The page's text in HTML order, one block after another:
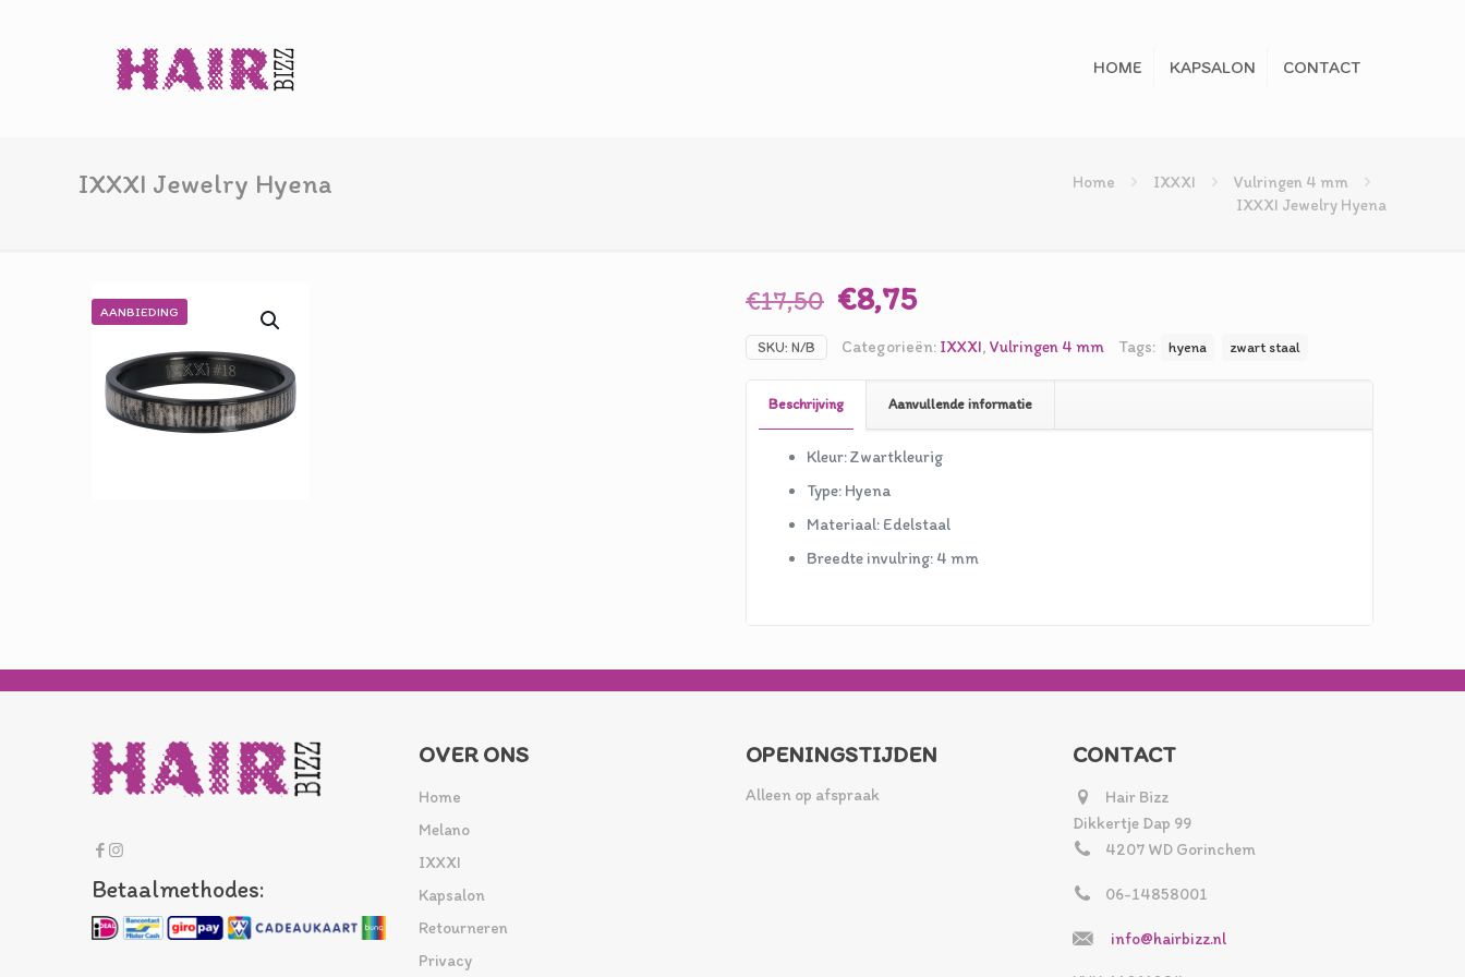
HOME KAPSALON CONTACT
IXXXI Jewelry Hyena Home IXXXI
Vulringen 4 mm
IXXXI Jewelry Hyena
AANBIEDING €17,50 Oorspronkelijke
was:
€17,50.
€8,75Huidige
is:
€8,75.
SKU: N/B Categorieën: IXXXI, Vulringen 4 mm Tags: hyena zwart staal
Beschrijving Aanvullende informatie
Kleur: Zwartkleurig
Type: Hyena
Materiaal: Edelstaal
Breedte invulring: 4 mm
Betaalmethodes:
OVER ONS
Home
Melano
IXXXI
Kapsalon
Retourneren
Privacy
OPENINGSTIJDEN
Alleen op afspraak
CONTACT
Hair Bizz
Dikkertje Dap 99
4207 WD Gorinchem
06-14858001
info@hairbizz.nl